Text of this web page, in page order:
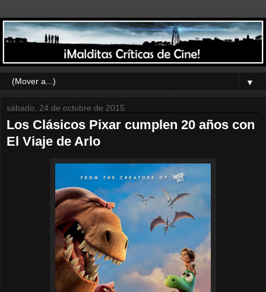
▼
sábado, 24 de octubre de 2015
Los Clásicos Pixar cumplen 20 años con
El Viaje de Arlo